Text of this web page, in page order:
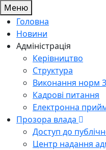
Меню
Головна
Новини
Адміністрація
Керівництво
Структура
Виконання норм
Кадрові питання
Електронна
Прозора влада
Доступ до
Центр надання